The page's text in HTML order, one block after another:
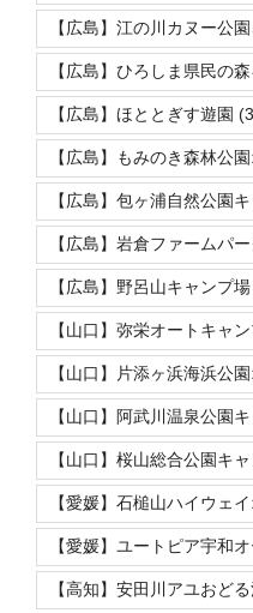
【広島】江の川カヌー公
【広島】ひろしま県民の
【広島】ほととぎす遊園
【広島】もみのき森林公
【広島】包ヶ浦自然公園
【広島】岩倉ファームパー
【広島】野呂山キャンプ場
【山口】弥栄オートキャ
【山口】片添ヶ浜海浜公
【山口】阿武川温泉公園
【山口】桜山総合公園キ
【愛媛】石槌山ハイウェ
【愛媛】ユートピア宇和
【高知】安田川アユおど